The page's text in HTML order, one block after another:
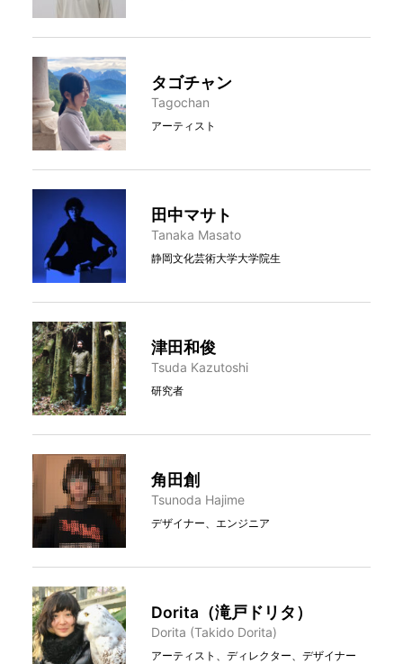
タゴチャン
Tagochan
アーティスト
田中マサト
Tanaka Masato
静岡文化芸術大学大学院生
津田和俊
Tsuda Kazutoshi
研究者
角田創
Tsunoda Hajime
デザイナー、エンジニア
Dorita（滝戸ドリタ）
Dorita (Takido Dorita)
アーティスト、ディレクター、デザイナー